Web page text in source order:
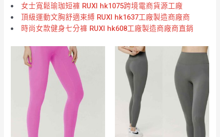
女士寬鬆瑜珈短褲 RUXI hk1075跨境電商貨源工廠
頂級運動文胸舒適束縛 RUXI hk1637工廠製造商廠商
時尚女款健身七分褲 RUXI hk608工廠製造商廠商直銷